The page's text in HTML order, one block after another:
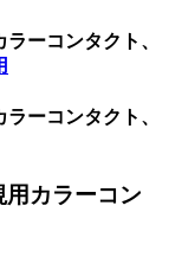
ーコンタクト、
ーコンタクト、
カラーコン